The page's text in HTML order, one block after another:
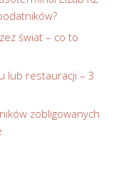
świat – co to
lub restauracji – 3
zobligowanych